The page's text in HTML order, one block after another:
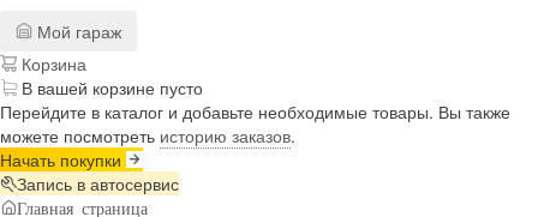
Мой гараж
Корзина
В вашей корзине пусто
Перейдите в каталог и добавьте необходимые товары. Вы также
можете посмотреть историю заказов.
Начать покупки
Запись в автосервис
Главная страница